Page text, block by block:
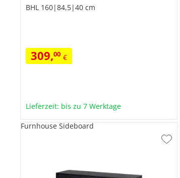
BHL 160|84,5|40 cm
309,00 €
Lieferzeit: bis zu 7 Werktage
Furnhouse Sideboard